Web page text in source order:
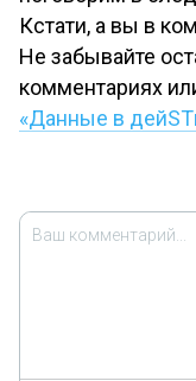
Кстати, а вы в
Не забывайте
комментариях
«Данные в